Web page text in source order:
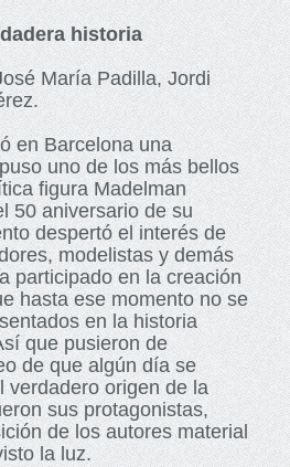
historia
María Padilla, Jordi
en Barcelona una
uno de los más bellos
figura Madelman
50 aniversario de su
despertó el interés de
modelistas y demás
participado en la creación
hasta ese momento no se
en la historia
que pusieron de
de que algún día se
verdadero origen de la
sus protagonistas,
de los autores material
la luz.